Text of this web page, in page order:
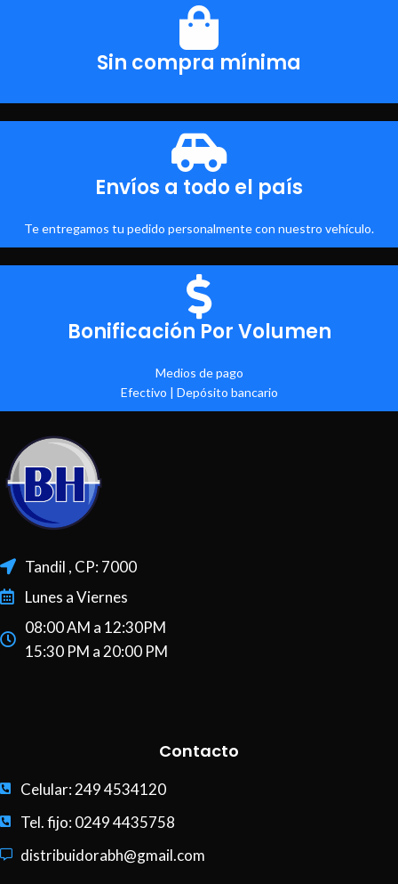
Sin compra mínima
Envíos a todo el país
Te entregamos tu pedido personalmente con nuestro vehículo.
Bonificación Por Volumen
Medios de pago
Efectivo | Depósito bancario
Tandil , CP: 7000
Lunes a Viernes
08:00 AM a 12:30PM
15:30 PM a 20:00 PM
Contacto
Celular: 249 4534120
Tel. fijo: 0249 4435758
distribuidorabh@gmail.com